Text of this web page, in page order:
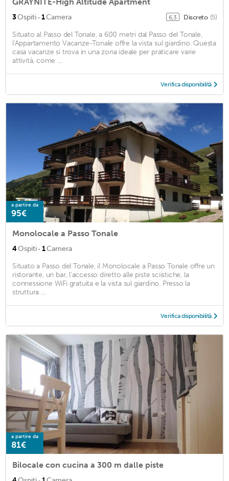
3Ospiti · 1Camera 6,3 Discreto (5)
Situato al Passo del Tonale, a 600 metri dal Passo del Tonale,
l'Appartamento Vacanze-Tonale offre la vista sul giardino. Questa
casa vacanze si trova in una zona ideale per praticare varie
attività, come ...
Verifica disponibilità
a partire da
95€
Monolocale a Passo Tonale
4Ospiti · 1Camera
Situato a Passo del Tonale, il Monolocale a Passo Tonale offre un
ristorante, un bar, l'accesso diretto alle piste sciistiche, la
connessione WiFi gratuita e la vista sul giardino. Presso la
struttura ...
Verifica disponibilità
a partire da
81€
Bilocale con cucina a 300 m dalle piste